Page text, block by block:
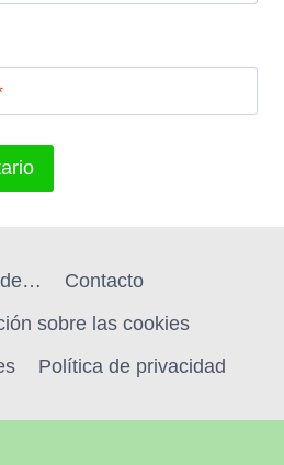
de…
Contacto
sobre las cookies
Política de privacidad